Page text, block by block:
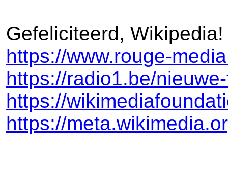
Gefeliciteerd,
https://www.rouge-
https://radio1.be/
https://
https://